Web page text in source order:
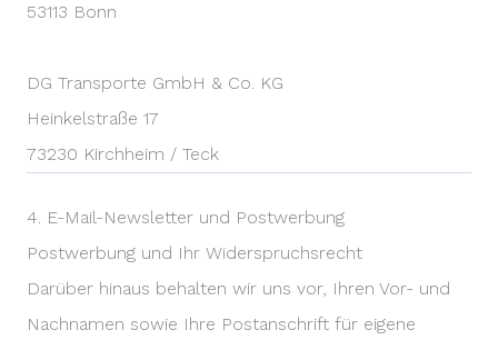
53113 Bonn
DG Transporte GmbH & Co. KG
Heinkelstraße 17
73230 Kirchheim / Teck
4. E-Mail-Newsletter und Postwerbung
Postwerbung und Ihr Widerspruchsrecht
Darüber hinaus behalten wir uns vor, Ihren Vor- und
Nachnamen sowie Ihre Postanschrift für eigene